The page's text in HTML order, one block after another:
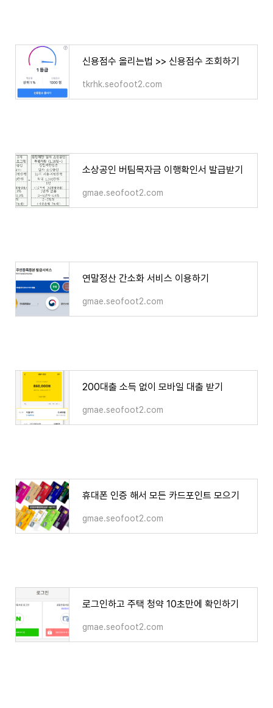
신용점수 올리는법 >> 신용점수 조회하기
tkrhk.seofoot2.com
소상공인 버팀목자금 이행확인서 발급받기
gmae.seofoot2.com
연말정산 간소화 서비스 이용하기
gmae.seofoot2.com
200대출 소득 없이 모바일 대출 받기
gmae.seofoot2.com
휴대폰 인증 해서 모든 카드포인트 모으기
gmae.seofoot2.com
로그인하고 주택 청약 10초만에 확인하기
gmae.seofoot2.com